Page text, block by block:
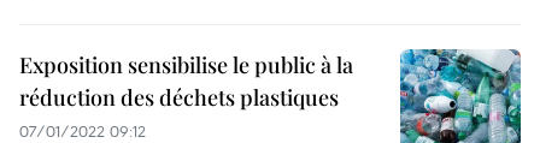
Exposition sensibilise le public à la
réduction des déchets plastiques
07/01/2022 09:12